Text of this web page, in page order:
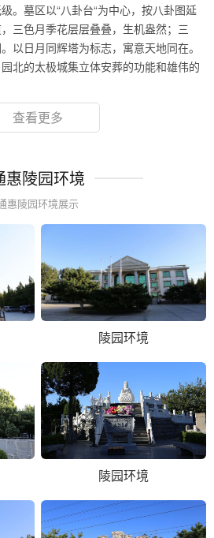
。墓区以“八卦台“为中心，按八卦图延
三色月季花层层叠叠，生机盎然；三
以日月同辉塔为标志，寓意天地同在。
北的太极城集立体安葬的功能和雄伟的
查看更多
惠陵园环境
惠陵园环境展示
陵园环境
陵园环境